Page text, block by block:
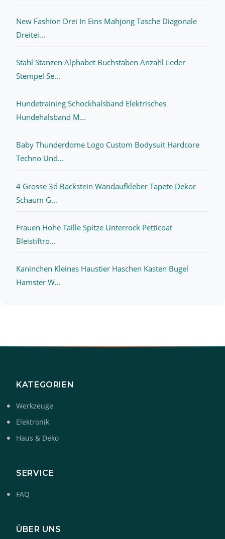
New Fashion Drei In Eins Mahjong Tasche Diagonale
Dreitei...
Stahl Stanzen Alphabet Buchstaben Anzahl Leder
Stempel Se...
Hundetraining Schockhalsband Elektrisches
Hundehalsband M...
Baby Thunderdome Logo Custom Bodysuit Hardcore
Techno Und...
4 Grosse 3d Backstein Wandaufkleber Tapete Dekor
Schaum G...
Frauen Hohe Taille Spitze Unterrock Petticoat
Bleistiftro...
Kaninchen Kleines Haustier Haschen Kasten Bugel
Hamster W...
KATEGORIEN
Werkzeuge
Elektronik
Haus & Deko
SERVICE
FAQ
ÜBER UNS